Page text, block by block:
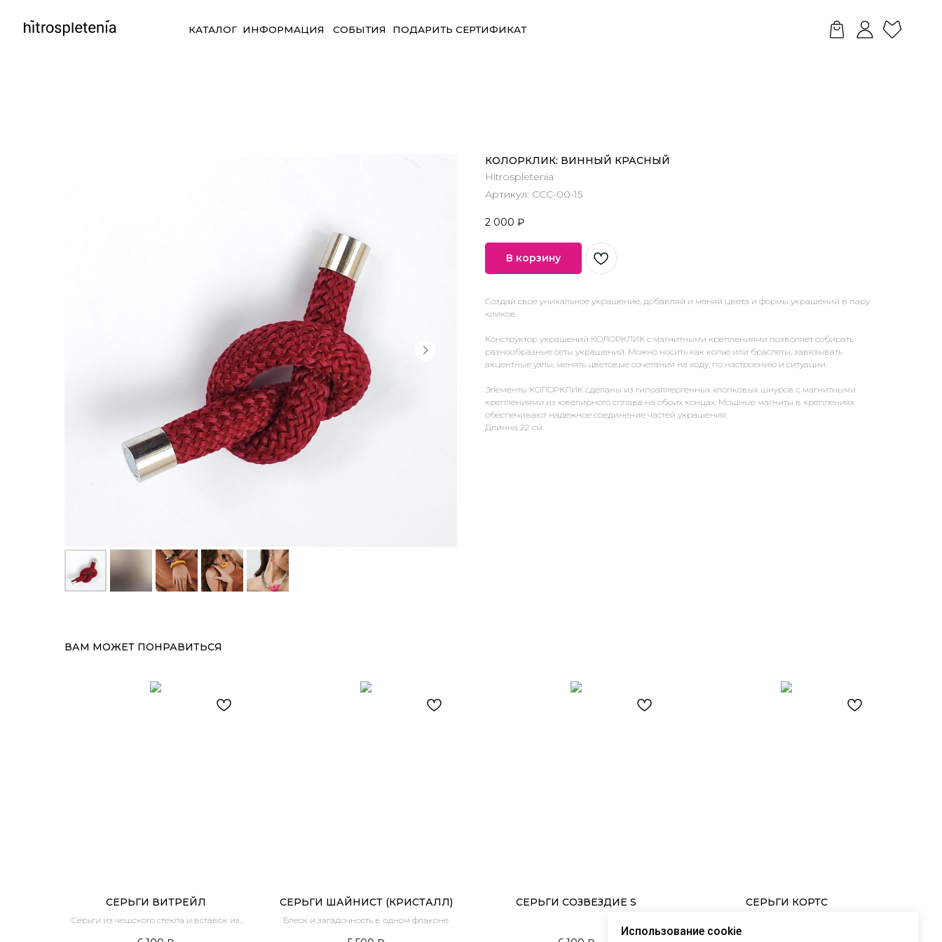
КАТАЛОГ ИНФОРМАЦИЯ СОБЫТИЯ ПОДАРИТЬ СЕРТИФИКАТ
Использование cookie
КОЛОРКЛИК: ВИННЫЙ КРАСНЫЙ
Hitrospletenia
Артикул: ССС-00-15
2 000 ₽
В корзину
Создай свое уникальное украшение, добавляй и меняй цвета и формы украшений в пару
кликов.
Конструктор украшений КОЛОРКЛИК с магнитными креплениями позволяет собирать
разнообразные сеты украшений. Можно носить как колье или браслеты, завязывать
акцентные узлы, менять цветовые сочетания на ходу, по настроению и ситуации.
Элементы КОЛОРКЛИК сделаны из гипоаллергенных хлопковых шнуров с магнитными
креплениями из ювелирного сплава на обоих концах. Мощные магниты в креплениях
обеспечивают надежное соединение частей украшения.
Длинна 22 см.
ВАМ МОЖЕТ ПОНРАВИТЬСЯ
СЕРЬГИ ВИТРЕЙЛ
Серьги из чешского стекла и вставок из
СЕРЬГИ ШАЙНИСТ (КРИСТАЛЛ)
Блеск и загадочность в одном флаконе
СЕРЬГИ СОЗВЕЗДИЕ S СЕРЬГИ КОРТС